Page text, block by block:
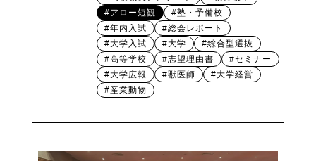
#アロー短観
#塾・予備校
#年内入試
#総会レポート
#大学入試
#大学
#総合型選抜
#高等学校
#志望理由書
#セミナー
#大学広報
#獣医師
#大学経営
#産業動物